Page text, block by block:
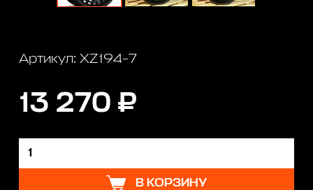
Артикул: XZ194-7
13 270 ₽
В КОРЗИНУ